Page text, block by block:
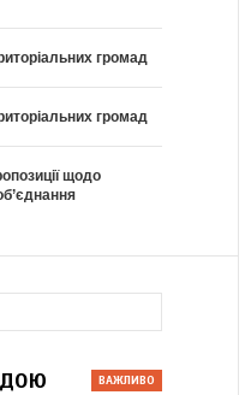
громад
громад
щодо